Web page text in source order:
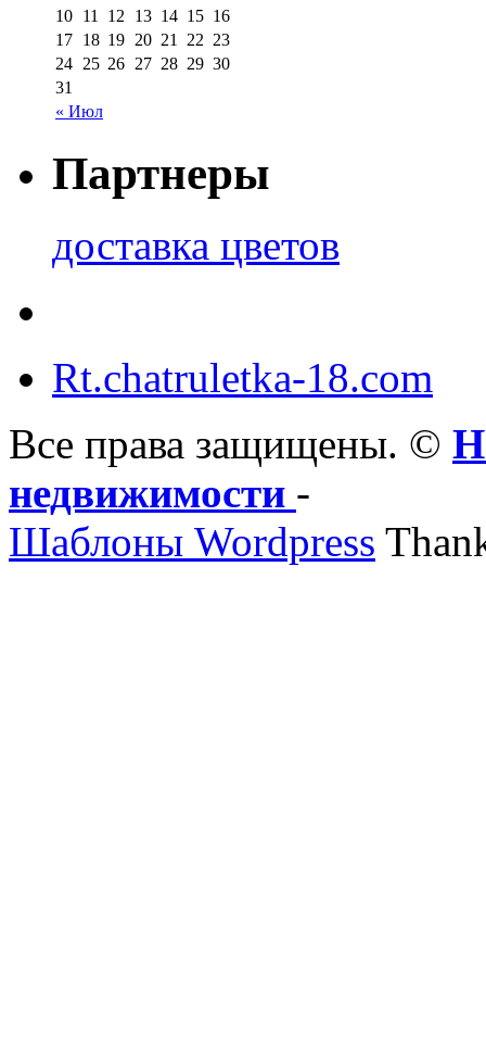
« Июл
10 11 12 13 14 15 16
17 18 19 20 21 22 23
24 25 26 27 28 29 30
31
Партнеры
доставка цветов
Rt.chatruletka-18.com
Все права защищены. ©
недвижимости -
Шаблоны Wordpress